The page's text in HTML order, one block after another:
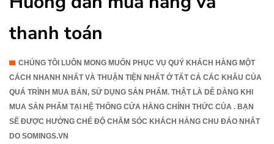
thanh toán
CHÚNG TÔI LUÔN MONG MUỐN PHỤC VỤ QUÝ KHÁCH HÀNG MỘT
CÁCH NHANH NHẤT VÀ THUẬN TIỆN NHẤT Ở TẤT CẢ CÁC KHÂU CỦA
QUÁ TRÌNH MUA BÁN, SỬ DỤNG SẢN PHẨM. THẬT LÀ DỄ DÀNG KHI
MUA SẢN PHẨM TẠI HỆ THỐNG CỬA HÀNG CHÍNH THỨC CỦA . BẠN
SẼ ĐƯỢC HƯỞNG CHẾ ĐỘ CHĂM SÓC KHÁCH HÀNG CHU ĐÁO NHẤT
DO SOMINGS.VN